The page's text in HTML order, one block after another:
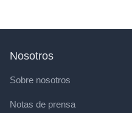
Nosotros
Sobre nosotros
Notas de prensa